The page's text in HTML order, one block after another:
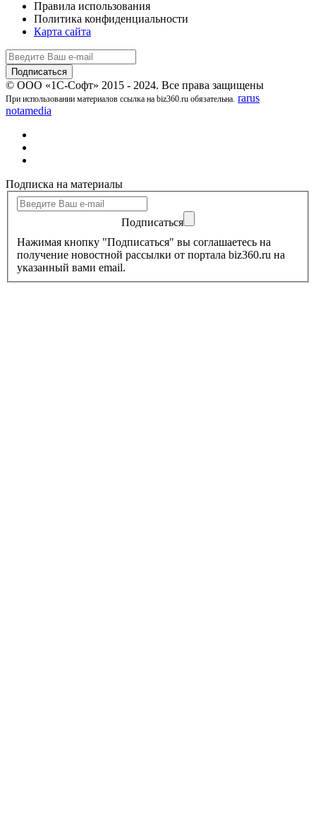
Правила использования
Политика конфиденциальности
Карта сайта
© ООО «1С-Софт» 2015 - 2024. Все права защищены
При использовании материалов ссылка на biz360.ru обязательна. rarus
notamedia
Подписка на материалы
Подписаться
Нажимая кнопку "Подписаться" вы соглашаетесь на
получение новостной рассылки от портала biz360.ru на
указанный вами email.